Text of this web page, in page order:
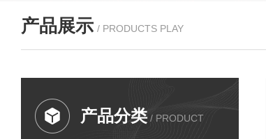
产品展示 / PRODUCTS PLAY
产品分类 / PRODUCT